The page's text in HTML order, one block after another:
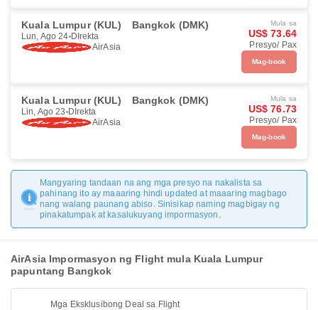
Kuala Lumpur (KUL) Bangkok (DMK)
Lun, Ago 24 DIrekta
AirAsia
Mula sa
US$ 73.64
Presyo/ Pax
Mag-book
Kuala Lumpur (KUL) Bangkok (DMK)
Lin, Ago 23 DIrekta
AirAsia
Mula sa
US$ 76.73
Presyo/ Pax
Mag-book
Mangyaring tandaan na ang mga presyo na nakalista sa
pahinang ito ay maaaring hindi updated at maaaring magbago
nang walang paunang abiso. Sinisikap naming magbigay ng
pinakatumpak at kasalukuyang impormasyon.
AirAsia Impormasyon ng Flight mula Kuala Lumpur
papuntang Bangkok
Mga Eksklusibong Deal sa Flight